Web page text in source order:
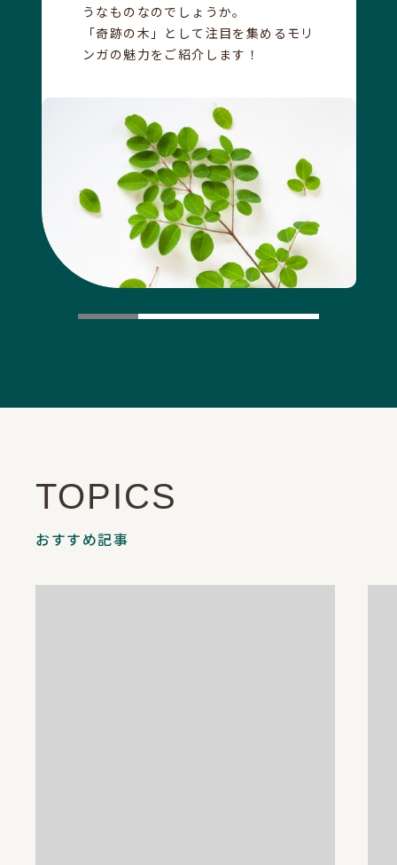
うなものなのでしょうか。
「奇跡の木」として注目を集めるモリ
ンガの魅力をご紹介します！
TOPICS
おすすめ記事